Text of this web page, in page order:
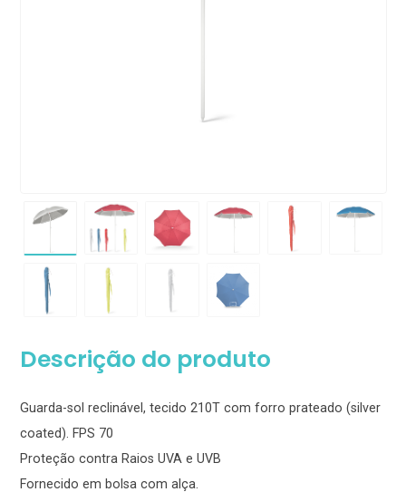
Descrição do produto
Guarda-sol reclinável, tecido 210T com forro prateado (silver
coated). FPS 70
Proteção contra Raios UVA e UVB
Fornecido em bolsa com alça.